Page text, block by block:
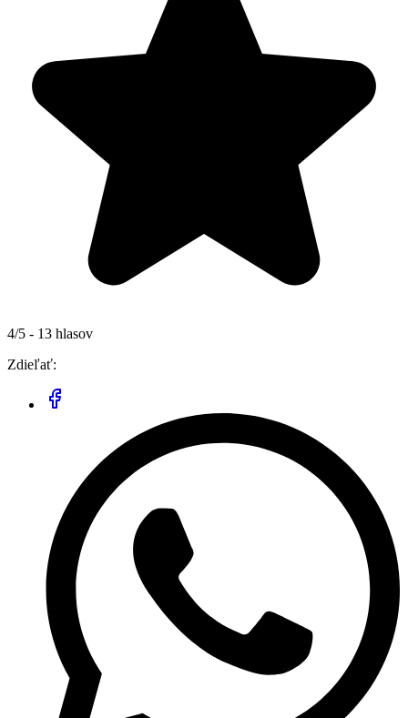
4/5 - 13 hlasov
Zdieľať: